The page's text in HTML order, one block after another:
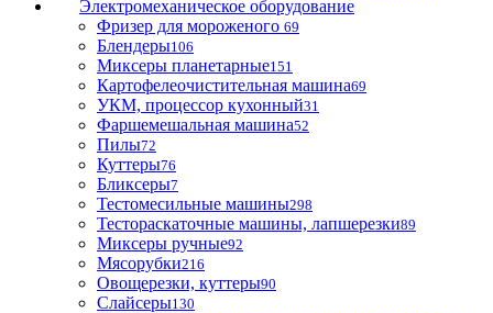
Электромеханическое оборудование
Фризер для мороженого 69
Блендеры106
Миксеры планетарные151
Картофелеочистительная машина69
УКМ, процессор кухонный31
Фаршемешальная машина52
Пилы72
Куттеры76
Бликсеры7
Тестомесильные машины298
Тестораскаточные машины, лапшерезки89
Миксеры ручные92
Мясорубки216
Овощерезки, куттеры90
Слайсеры130